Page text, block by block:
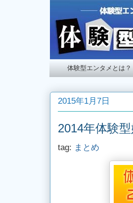
体験型エンタメとは？
2015年1月7日
2014年体験
tag: まとめ